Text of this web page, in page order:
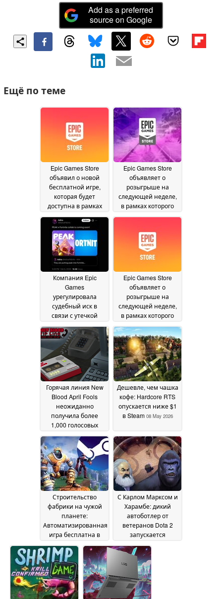
Add as a preferred
source on Google
Ещё по теме
Epic Games Store
объявил о новой
бесплатной игре,
которая будет
доступна в рамках
неделе 17 July 2026
Epic Games Store
объявляет о
розыгрыше на
следующей неделе,
в рамках которого
высокими оценками
10 July 2026
Компания Epic
Games
урегулировала
судебный иск в
связи с утечкой
Fortnite с бывшим
сотрудником
компании 10 July 2026
Epic Games Store
объявляет о
розыгрыше на
следующей неделе,
в рамках которого
бесплатные игры03
July 2026
Горячая линия New
Blood April Fools
неожиданно
получила более
1,000 голосовых
поклонников 09 May
2026
Дешевле, чем чашка
кофе: Hardcore RTS
опускается ниже $1
в Steam 08 May 2026
Строительство
фабрики на чужой
планете:
Автоматизированная
игра бесплатна в
ограниченного
времени08 May 2026
С Карлом Марксом и
Харамбе: дикий
автоботлер от
ветеранов Dota 2
запускается
May 2026